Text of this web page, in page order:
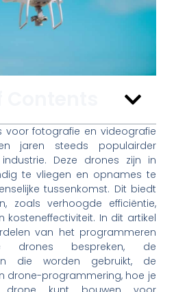
voor fotografie en videografie
jaren steeds populairder
Deze drones zijn in
te vliegen en opnames te
tussenkomst. Dit biedt
zoals verhoogde efficiëntie,
kosteneffectiviteit. In dit artikel
van het programmeren
drones bespreken, de
die worden gebruikt, de
drone-programmering, hoe je